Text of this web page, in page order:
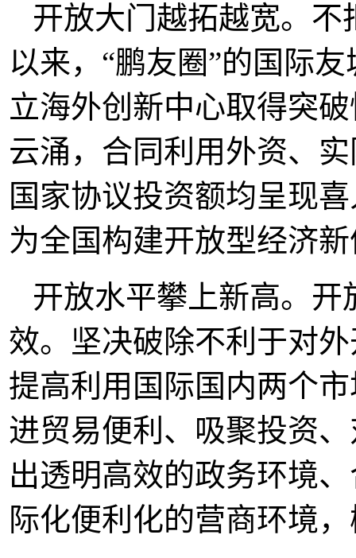
开放大门越拓越宽。
以来，“鹏友圈”的国际
立海外创新中心取得突
云涌，合同利用外资、
国家协议投资额均呈现
为全国构建开放型经济
开放水平攀上新高。
效。坚决破除不利于对
提高利用国际国内两个
进贸易便利、吸聚投资
出透明高效的政务环境
际化便利化的营商环境